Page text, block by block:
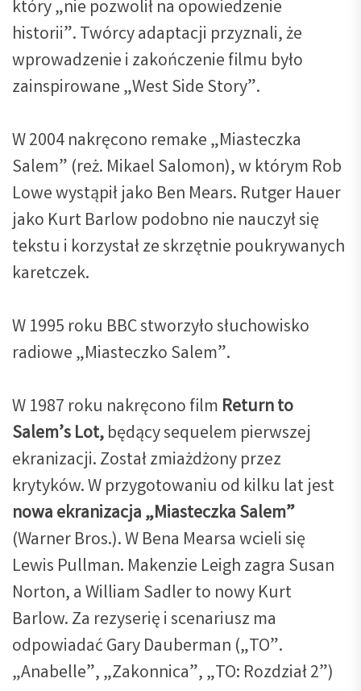
który „nie pozwolił na opowiedzenie
historii”. Twórcy adaptacji przyznali, że
wprowadzenie i zakończenie filmu było
zainspirowane „West Side Story”.
W 2004 nakręcono remake „Miasteczka
Salem” (reż. Mikael Salomon), w którym Rob
Lowe wystąpił jako Ben Mears. Rutger Hauer
jako Kurt Barlow podobno nie nauczył się
tekstu i korzystał ze skrzętnie poukrywanych
karetczek.
W 1995 roku BBC stworzyło słuchowisko
radiowe „Miasteczko Salem”.
W 1987 roku nakręcono film Return to
Salem’s Lot,będący sequelem pierwszej
ekranizacji. Został zmiażdżony przez
krytyków. W przygotowaniu od kilku lat jest
nowa ekranizacja „Miasteczka Salem”
(Warner Bros.). W Bena Mearsa wcieli się
Lewis Pullman. Makenzie Leigh zagra Susan
Norton, a William Sadler to nowy Kurt
Barlow. Za rezyserię i scenariusz ma
odpowiadać Gary Dauberman („TO”.
„Anabelle”, „Zakonnica”, „TO: Rozdział 2”)